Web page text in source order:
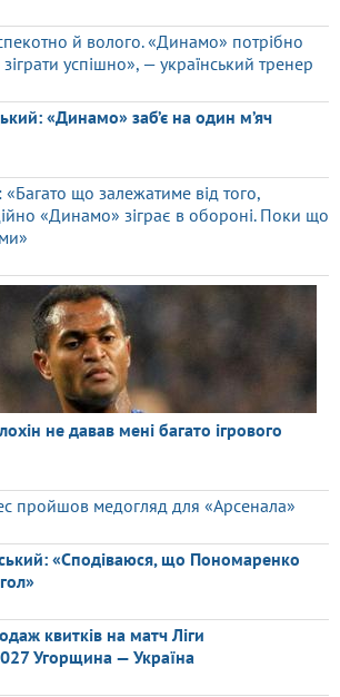
й волого. «Динамо» потрібно
успішно», — український тренер
«Динамо» заб’є на один м’яч
що залежатиме від того,
«Динамо» зіграє в обороні. Поки що
не давав мені багато ігрового
пройшов медогляд для «Арсенала»
«Сподіваюся, що Пономаренко
квитків на матч Ліги
Угорщина — Україна